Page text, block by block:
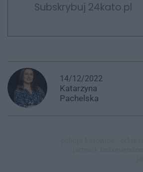
Subskrybuj 24kato.pl
14/12/2022
Katarzyna
Pachelska